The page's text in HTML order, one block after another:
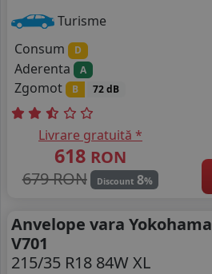
Turisme
Consum
D
Aderenta A
Zgomot B 72 dB
Livrare gratuită *
618 RON
679 RON
Discount 8%
Anvelope vara Yokohama
V701
215/35 R18 84W XL